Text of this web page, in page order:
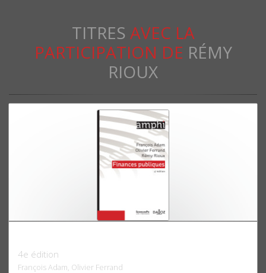
TITRES AVEC LA
PARTICIPATION DE RÉMY
RIOUX
4e édition
François Adam, Olivier Ferrand